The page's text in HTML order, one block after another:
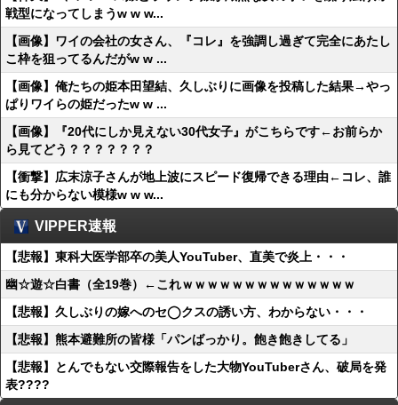
戦型になってしまうw w w...
【画像】ワイの会社の女さん、『コレ』を強調し過ぎて完全にあたし
こ枠を狙ってるんだがw w ...
【画像】俺たちの姫本田望結、久しぶりに画像を投稿した結果→やっ
ぱりワイらの姫だったw w ...
【画像】『20代にしか見えない30代女子』がこちらです←お前らか
ら見てどう？？？？？？？
【衝撃】広末涼子さんが地上波にスピード復帰できる理由←コレ、誰
にも分からない模様w w w...
VIPPER速報
【悲報】東科大医学部卒の美人YouTuber、直美で炎上・・・
幽☆遊☆白書（全19巻）←これｗｗｗｗｗｗｗｗｗｗｗｗｗｗ
【悲報】久しぶりの嫁へのセ◯クスの誘い方、わからない・・・
【悲報】熊本避難所の皆様「パンばっかり。飽き飽きしてる」
【悲報】とんでもない交際報告をした大物YouTuberさん、破局を発
表????